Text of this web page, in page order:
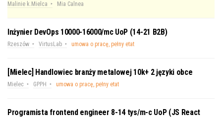
Malinie k.Mielca Mia Calnea
Inżynier DevOps 10000-16000/mc UoP (14-21 B2B)
Rzeszów VirtusLab umowa o pracę, pełny etat
[Mielec] Handlowiec branży metalowej 10k+ 2 języki obce
Mielec GPPH umowa o pracę, pełny etat
Programista frontend engineer 8-14 tys/m-c UoP (JS React